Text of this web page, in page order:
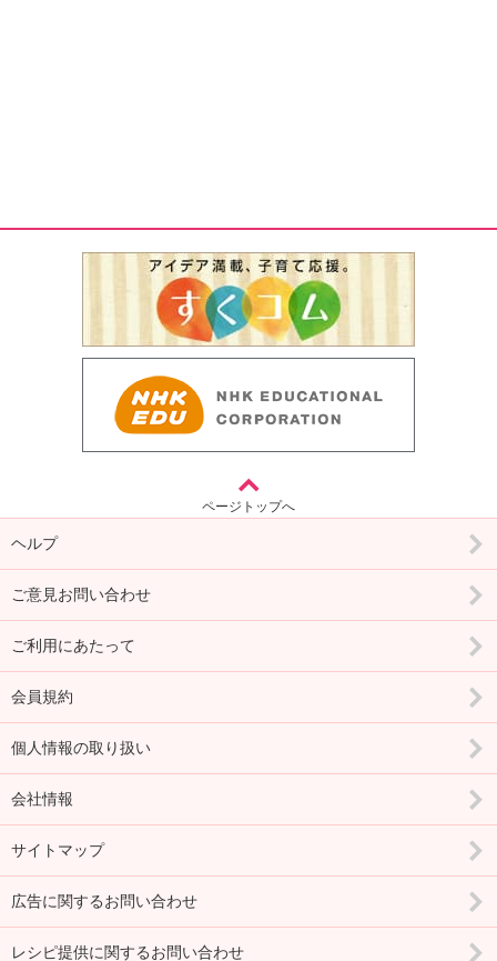
ページトップへ
ヘルプ
ご意見お問い合わせ
ご利用にあたって
会員規約
個人情報の取り扱い
会社情報
サイトマップ
広告に関するお問い合わせ
レシピ提供に関するお問い合わせ